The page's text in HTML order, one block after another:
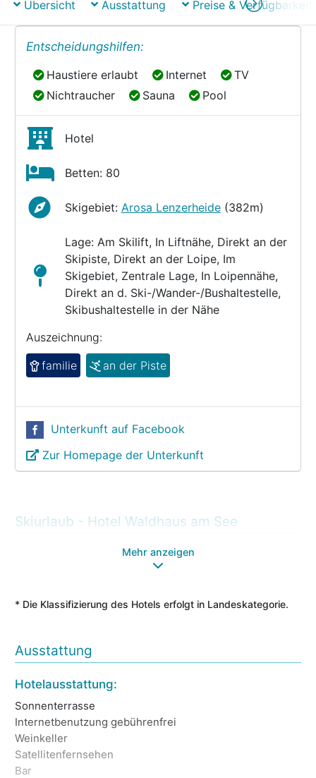
Übersicht Ausstattung Preise & Verfügbarkeit
Entscheidungshilfen:
Haustiere erlaubt
Haustiere erlaubt Internet
Internet TV
TV
Nichtraucher
Nichtraucher Sauna
Sauna Pool
Pool
Hotel
Betten: 80
Skigebiet: Arosa Lenzerheide(382m)
Lage: Am Skilift, In Liftnähe, Direkt an der
Skipiste, Direkt an der Loipe, Im
Skigebiet, Zentrale Lage, In Loipennähe,
Direkt an d. Ski-/Wander-/Bushaltestelle,
Skibushaltestelle in der Nähe
Auszeichnung:
familie
an der Piste
Unterkunft auf Facebook
Zur Homepage der Unterkunft
Skiurlaub - Hotel Waldhaus am See
Mehr anzeigen
* Die Klassifizierung des Hotels erfolgt in Landeskategorie.
Ausstattung
Hotelausstattung:
Sonnenterrasse
Internetbenutzung gebührenfrei
Weinkeller
Satellitenfernsehen
Bar